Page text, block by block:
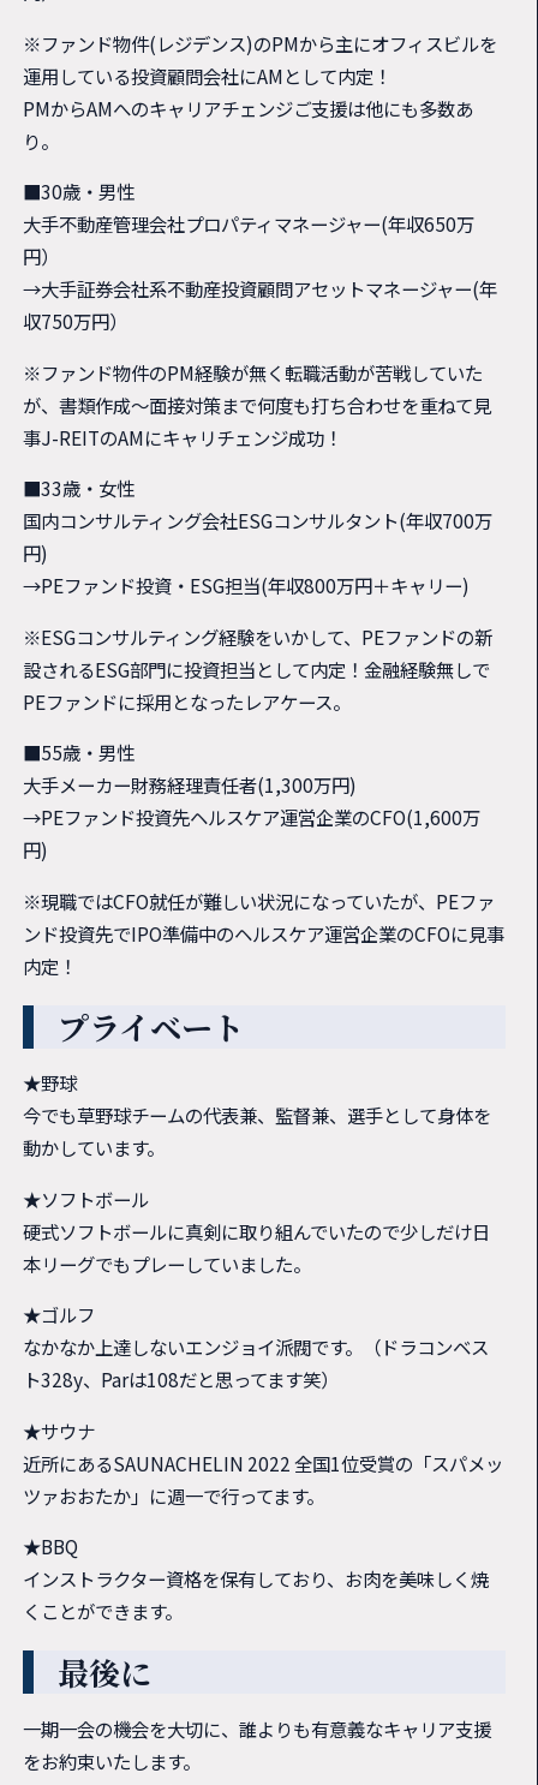
※ファンド物件(レジデンス)のPMから主にオフィスビルを
運用している投資顧問会社にAMとして内定！
PMからAMへのキャリアチェンジご支援は他にも多数あ
り。
■30歳・男性
大手不動産管理会社プロパティマネージャー(年収650万
円）
→大手証券会社系不動産投資顧問アセットマネージャー(年
収750万円）
※ファンド物件のPM経験が無く転職活動が苦戦していた
が、書類作成～面接対策まで何度も打ち合わせを重ねて見
事J-REITのAMにキャリチェンジ成功！
■33歳・女性
国内コンサルティング会社ESGコンサルタント(年収700万
円)
→PEファンド投資・ESG担当(年収800万円＋キャリー)
※ESGコンサルティング経験をいかして、PEファンドの新
設されるESG部門に投資担当として内定！金融経験無しで
PEファンドに採用となったレアケース。
■55歳・男性
大手メーカー財務経理責任者(1,300万円)
→PEファンド投資先ヘルスケア運営企業のCFO(1,600万
円)
※現職ではCFO就任が難しい状況になっていたが、PEファ
ンド投資先でIPO準備中のヘルスケア運営企業のCFOに見事
内定！
プライベート
★野球
今でも草野球チームの代表兼、監督兼、選手として身体を
動かしています。
★ソフトボール
硬式ソフトボールに真剣に取り組んでいたので少しだけ日
本リーグでもプレーしていました。
★ゴルフ
なかなか上達しないエンジョイ派閥です。（ドラコンベス
ト328y、Parは108だと思ってます笑）
★サウナ
近所にあるSAUNACHELIN 2022 全国1位受賞の「スパメッ
ツァおおたか」に週一で行ってます。
★BBQ
インストラクター資格を保有しており、お肉を美味しく焼
くことができます。
最後に
一期一会の機会を大切に、誰よりも有意義なキャリア支援
をお約束いたします。